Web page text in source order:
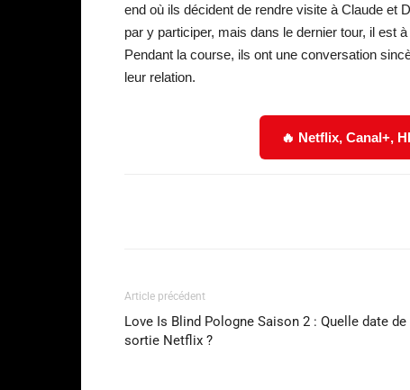
end où ils décident de rendre visite à Claude et
par y participer, mais dans le dernier tour, il est
Pendant la course, ils ont une conversation
leur relation.
🔥 Netflix, Canal+,
Article précédent
Love Is Blind Pologne Saison 2 : Quelle date de
sortie Netflix ?